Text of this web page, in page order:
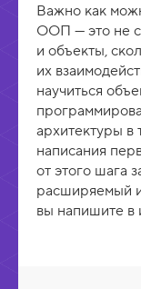
Важно как
ООП — это не
и объекты,
их
научиться
архитектуры
написания
от этого шага
расширяемый
вы напишите в